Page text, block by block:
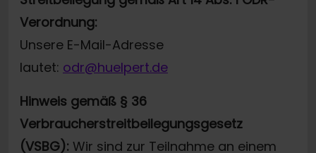
Verordnung:
Unsere E-Mail-Adresse
lautet: odr@huelpert.de
Hinweis gemäß § 36
Verbraucherstreitbeilegungsgesetz
(VSBG): Wir sind zur Teilnahme an einem